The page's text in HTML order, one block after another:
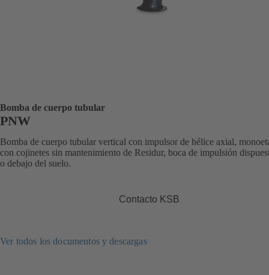
Bomba de cuerpo tubular
PNW
Bomba de cuerpo tubular vertical con impulsor de hélice axial,
con cojinetes sin mantenimiento de Residur, boca de impulsión
o debajo del suelo.
Contacto KSB
Ver todos los documentos y descargas